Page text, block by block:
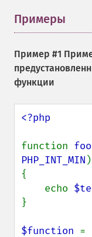
Примеры
Пример #1
функции
<?php
function foo
PHP_INT_MIN )
{
    echo
}
$function